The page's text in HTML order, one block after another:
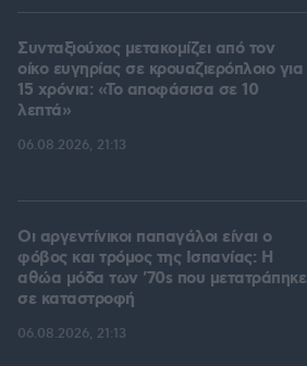
Συνταξιούχος μετακομίζει από τον
οίκο ευγηρίας σε κρουαζιερόπλοιο για
15 χρόνια: «Το αποφάσισα σε 10
λεπτά»
06.08.2026, 21:13
Οι αργεντίνικοι παπαγάλοι είναι ο
φόβος και τρόμος της Ισπανίας: Η
αθώα μόδα των '70s που μετατράπηκε
σε καταστροφή
06.08.2026, 21:13